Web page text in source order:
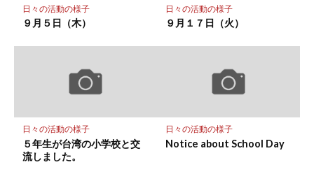
日々の活動の様子
９月５日（木）
日々の活動の様子
９月１７日（火）
日々の活動の様子
５年生が台湾の小学校と交
流しました。
日々の活動の様子
Notice about School Day